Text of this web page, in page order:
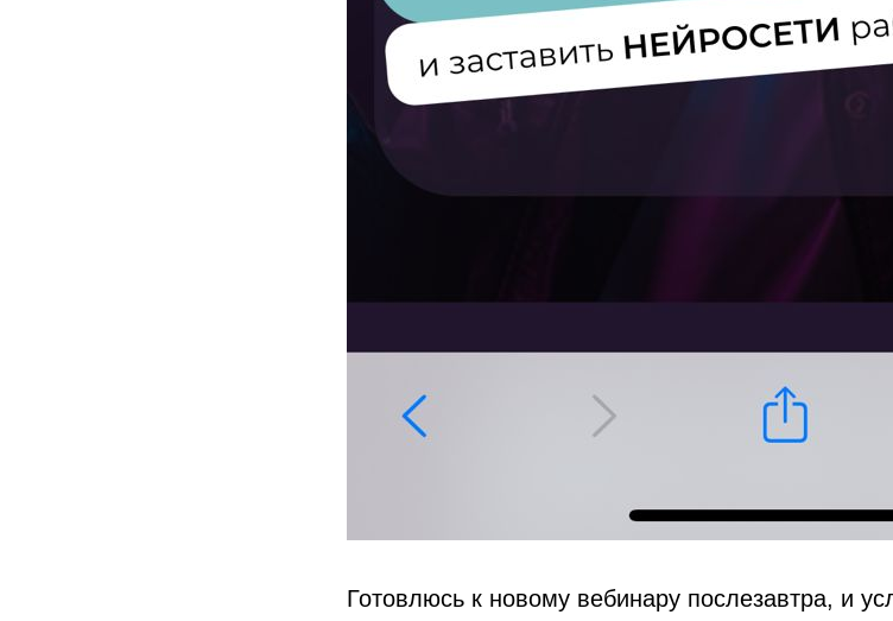
Готовлюсь к новому вебинару послезавтра, и